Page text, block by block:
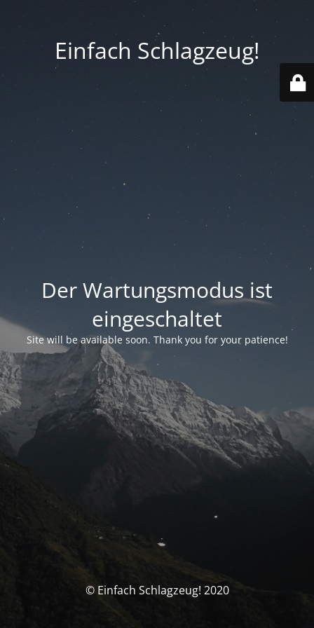
Einfach Schlagzeug!
Der Wartungsmodus ist
eingeschaltet
Site will be available soon. Thank you for your patience!
© Einfach Schlagzeug! 2020